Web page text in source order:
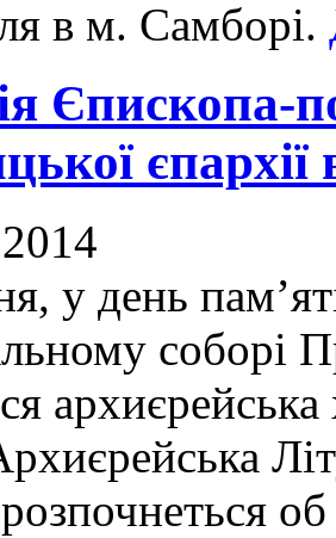
в м. Самборі.
Єпископа-
єпархії
у день
соборі
розпочнеться